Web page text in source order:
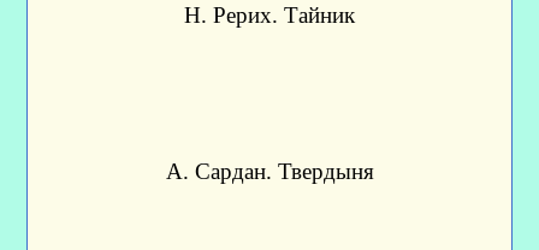
Н. Рерих. Тайник
А. Сардан. Твердыня